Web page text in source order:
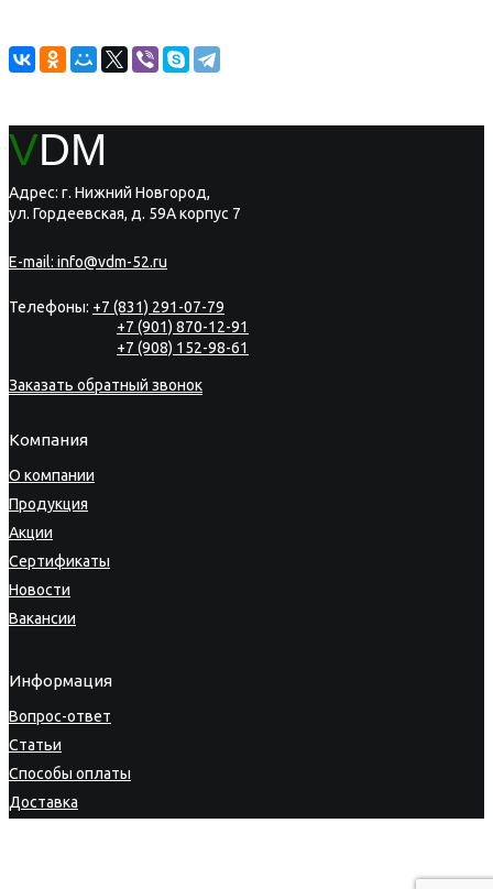
VDM
Адрес: г. Нижний Новгород,
ул. Гордеевская, д. 59А корпус 7
E-mail: info@vdm-52.ru
Телефоны: +7 (831) 291-07-79
+7 (901) 870-12-91
+7 (908) 152-98-61
Заказать обратный звонок
Компания
О компании
Продукция
Акции
Сертификаты
Новости
Вакансии
Информация
Вопрос-ответ
Статьи
Способы оплаты
Доставка